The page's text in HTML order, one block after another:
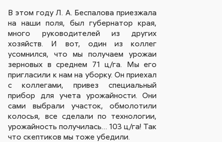
В этом году Л. А. Беспалова приезжала
на наши поля, был губернатор края,
много руководителей из других
хозяйств. И вот, один из коллег
усомнился, что мы получаем урожаи
зерновых в среднем 71 ц/га. Мы его
пригласили к нам на уборку. Он приехал
с коллегами, привез специальный
прибор для учета урожайности. Они
сами выбрали участок, обмолотили
колосья, все сделали по технологии,
урожайность получилась… 103 ц/га! Так
что скептиков мы тоже убедили.